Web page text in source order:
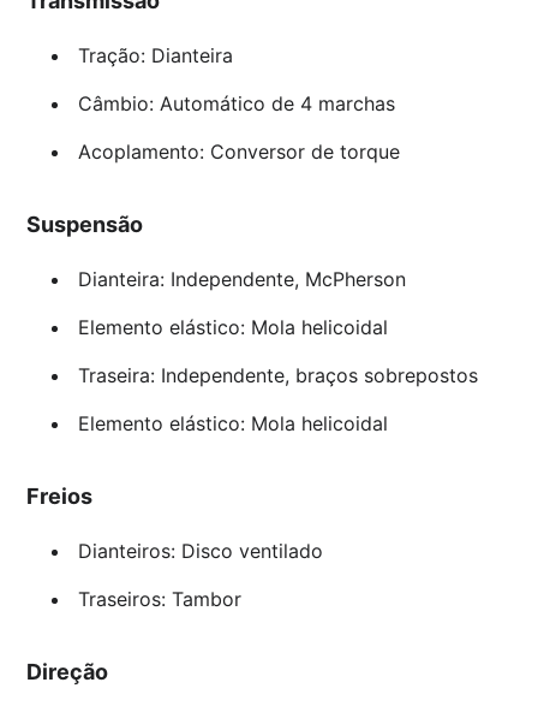
Tração: Dianteira
Câmbio: Automático de 4 marchas
Acoplamento: Conversor de torque
Suspensão
Dianteira: Independente, McPherson
Elemento elástico: Mola helicoidal
Traseira: Independente, braços sobrepostos
Elemento elástico: Mola helicoidal
Freios
Dianteiros: Disco ventilado
Traseiros: Tambor
Direção